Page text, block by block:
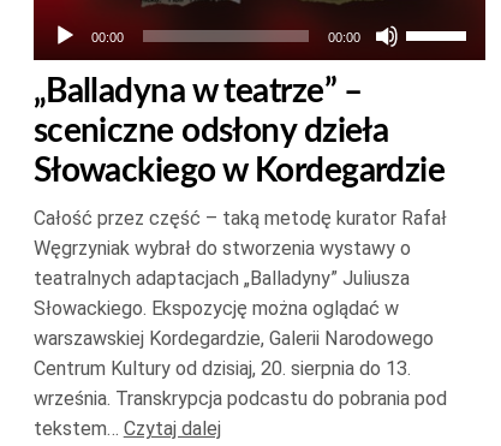
00:00 00:00
Używaj
strzałek
oraz
dołu
lub
zmniejszyć
głośność.
„Balladyna w teatrze” –
sceniczne odsłony dzieła
Słowackiego w Kordegardzie
Całość przez część – taką metodę kurator Rafał
Węgrzyniak wybrał do stworzenia wystawy o
teatralnych adaptacjach „Balladyny” Juliusza
Słowackiego. Ekspozycję można oglądać w
warszawskiej Kordegardzie, Galerii Narodowego
Centrum Kultury od dzisiaj, 20. sierpnia do 13.
września. Transkrypcja podcastu do pobrania pod
tekstem… Czytaj dalej